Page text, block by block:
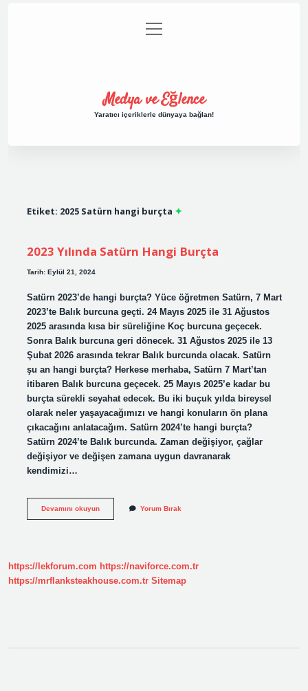
Gizlilik Politikası
menüyü
aç
Medya ve Eğlence
Yaratıcı içeriklerle dünyaya bağlan!
Etiket: 2025 Satürn hangi burçta
2023 Yılında Satürn Hangi Burçta
Tarih: Eylül 21, 2024
Satürn 2023’de hangi burçta? Yüce öğretmen Satürn, 7 Mart
2023’te Balık burcuna geçti. 24 Mayıs 2025 ile 31 Ağustos
2025 arasında kısa bir süreliğine Koç burcuna geçecek.
Sonra Balık burcuna geri dönecek. 31 Ağustos 2025 ile 13
Şubat 2026 arasında tekrar Balık burcunda olacak. Satürn
şu an hangi burçta? Herkese merhaba, Satürn 7 Mart’tan
itibaren Balık burcuna geçecek. 25 Mayıs 2025’e kadar bu
burçta sürekli seyahat edecek. Bu iki buçuk yılda bireysel
olarak neler yaşayacağımızı ve hangi konuların ön plana
çıkacağını anlatacağım. Satürn 2024’te hangi burçta?
Satürn 2024’te Balık burcunda. Zaman değişiyor, çağlar
değişiyor ve değişen zamana uygun davranarak
kendimizi…
Devamını okuyun2023
Yorum Bırak
https://lekforum.com https://naviforce.com.tr
https://mrflanksteakhouse.com.tr Sitemap